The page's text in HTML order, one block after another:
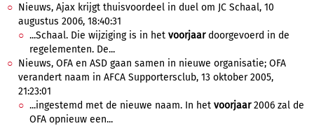
Nieuws, Ajax krijgt thuisvoordeel in duel om JC Schaal, 10
augustus 2006, 18:40:31
...Schaal. Die wijziging is in het voorjaardoorgevoerd in de
regelementen. De...
Nieuws, OFA en ASD gaan samen in nieuwe organisatie; OFA
verandert naam in AFCA Supportersclub, 13 oktober 2005,
21:23:01
...ingestemd met de nieuwe naam. In het voorjaar2006 zal de
OFA opnieuw een...